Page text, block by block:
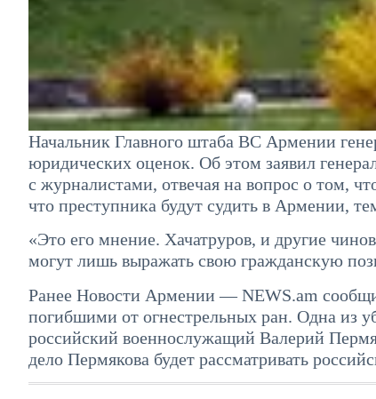
Начальник Главного штаба ВС Армении
юридических оценок. Об этом заявил
с журналистами, отвечая на вопрос о том,
что преступника будут судить в Армении,
«Это его мнение. Хачатруров, и другие
могут лишь выражать свою гражданскую
Ранее Новости Армении — NEWS.am
погибшими от огнестрельных ран. Одна из
российский военнослужащий Валерий
дело Пермякова будет рассматривать